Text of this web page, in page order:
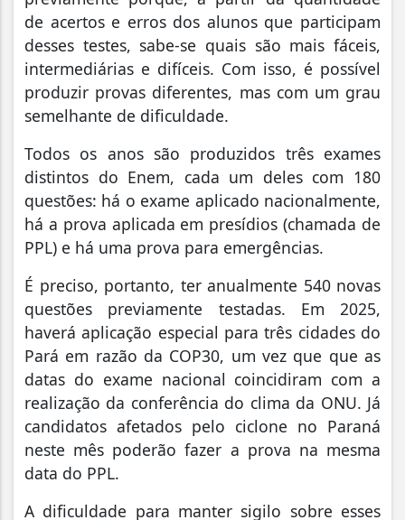
de acertos e erros dos alunos que participam
desses testes, sabe-se quais são mais fáceis,
intermediárias e difíceis. Com isso, é possível
produzir provas diferentes, mas com um grau
semelhante de dificuldade.
Todos os anos são produzidos três exames
distintos do Enem, cada um deles com 180
questões: há o exame aplicado nacionalmente,
há a prova aplicada em presídios (chamada de
PPL) e há uma prova para emergências.
É preciso, portanto, ter anualmente 540 novas
questões previamente testadas. Em 2025,
haverá aplicação especial para três cidades do
Pará em razão da COP30, um vez que que as
datas do exame nacional coincidiram com a
realização da conferência do clima da ONU. Já
candidatos afetados pelo ciclone no Paraná
neste mês poderão fazer a prova na mesma
data do PPL.
A dificuldade para manter sigilo sobre esses